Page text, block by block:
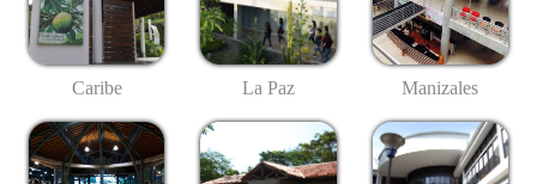
Caribe La Paz Manizales